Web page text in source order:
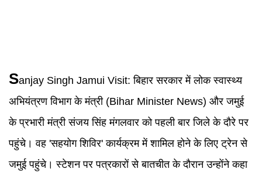
Sanjay Singh Jamui Visit:बिहार सरकार में लोक स्वास्थ्य
अभियंत्रण विभाग के मंत्री (Bihar Minister News) और जमुई
के प्रभारी मंत्री संजय सिंह मंगलवार को पहली बार जिले के दौरे पर
पहुंचे। वह 'सहयोग शिविर' कार्यक्रम में शामिल होने के लिए ट्रेन से
जमुई पहुंचे। स्टेशन पर पत्रकारों से बातचीत के दौरान उन्होंने कहा